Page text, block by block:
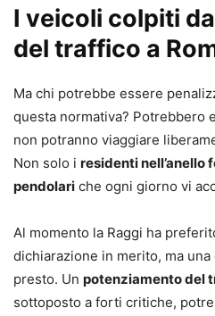
I veicoli colpiti
del traffico a
Ma chi potrebbe essere
questa normativa? Potrebbero
non potranno viaggiare
Non solo i residenti nell’anello
pendolari che ogni giorno vi
Al momento la Raggi ha
dichiarazione in merito, ma
presto. Un potenziamento del
sottoposto a forti critiche,